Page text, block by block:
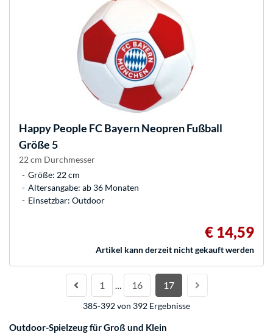
Happy People FC Bayern Neopren Fußball
Größe 5
22 cm Durchmesser
Größe: 22 cm
Altersangabe: ab 36 Monaten
Einsetzbar: Outdoor
€ 14,59
Artikel kann derzeit nicht gekauft werden
1 … 16 17
385-392 von 392 Ergebnisse
Outdoor-Spielzeug für Groß und Klein